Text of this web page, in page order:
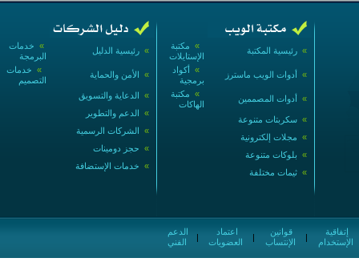
» خدمات
البرمجة
» رئيسية الدليل
» خدمات
التصميم
» الأمن والحماية
» الدعاية والتسويق
» الدعم والتطوير
» الشركات الرسمية
» حجز دومينات
» خدمات الإستضافة
» مكتبة
الإستايلات
» رئيسية المكتبة
» أكواد
برمجية
» أدوات الويب ماسترز
» مكتبة
الهاكات
» أدوات المصممين
» سكربتات متنوعة
» مجلات إلكترونية
» بلوكات متنوعة
» ثيمات مختلفة
الفني
|
العضويات
|
الإنتساب
|
الإستخدام